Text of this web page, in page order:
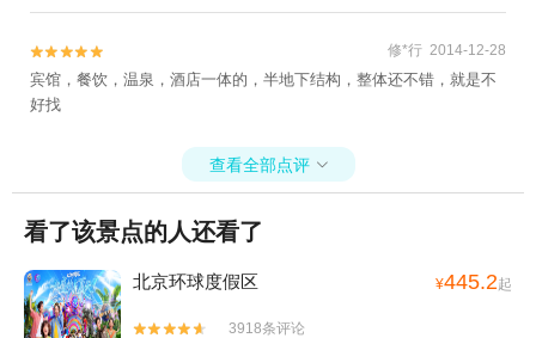

 修*行 2014-12-28
宾馆，餐饮，温泉，酒店一体的，半地下结构，整体还不错，就是不
好找
查看全部点评 
看了该景点的人还看了
北京环球度假区 ¥445.2起


3918条评论